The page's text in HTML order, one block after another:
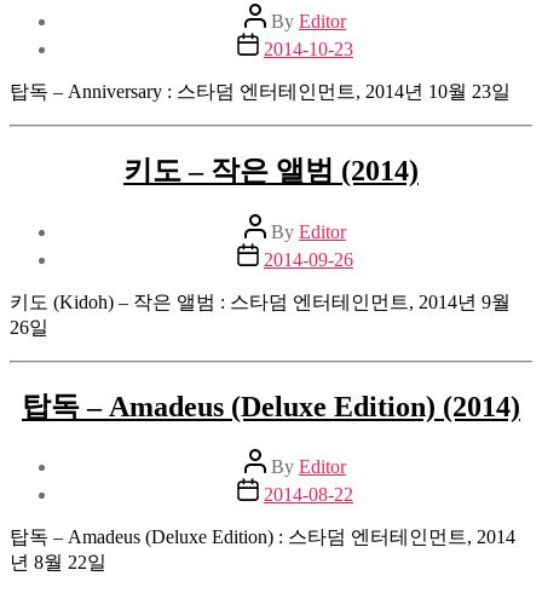
Post
author
By Editor
Post
date
2014-10-23
탑독 – Anniversary : 스타덤 엔터테인먼트, 2014년 10월 23일
키도 – 작은 앨범 (2014)
Post
author
By Editor
Post
date
2014-09-26
키도 (Kidoh) – 작은 앨범 : 스타덤 엔터테인먼트, 2014년 9월
26일
탑독 – Amadeus (Deluxe Edition) (2014)
Post
author
By Editor
Post
date
2014-08-22
탑독 – Amadeus (Deluxe Edition) : 스타덤 엔터테인먼트, 2014
년 8월 22일